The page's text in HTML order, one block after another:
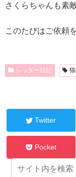
さくらちゃんも素
このたびはご依頼
シッター日記
Twitter
Pocket